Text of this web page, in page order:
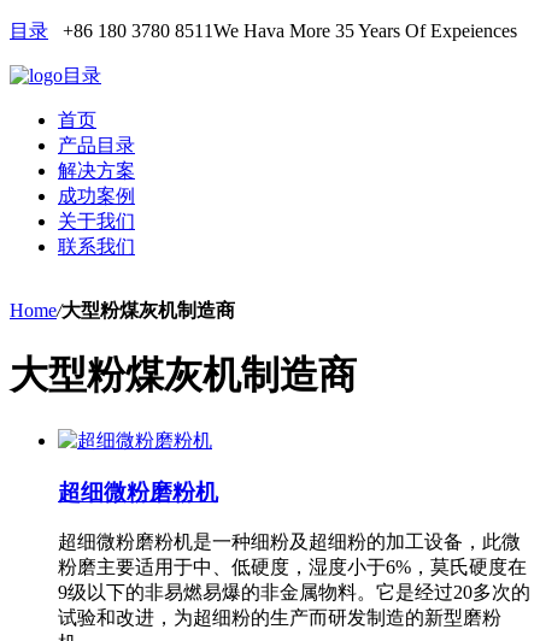
目录 +86 180 3780 8511We Hava More 35 Years Of Expeiences
目录
首页
产品目录
解决方案
成功案例
关于我们
联系我们
Home/大型粉煤灰机制造商
大型粉煤灰机制造商
超细微粉磨粉机
超细微粉磨粉机是一种细粉及超细粉的加工设备，此微
粉磨主要适用于中、低硬度，湿度小于6%，莫氏硬度在
9级以下的非易燃易爆的非金属物料。它是经过20多次的
试验和改进，为超细粉的生产而研发制造的新型磨粉